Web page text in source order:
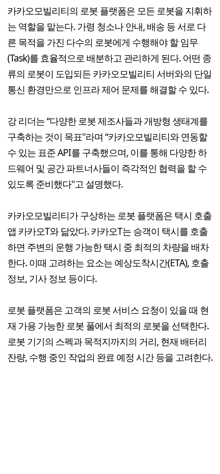
카카오모빌리티의 로봇 플랫폼은 모든 로봇을 지휘하
는 역할을 맡는다. 가령 청소나 안내, 배송 등 서로 다
른 목적을 가진 다수의 로봇에게 수행해야 할 임무
(Task)를 효율적으로 배분하고 관리하게 된다. 어떤 종
류의 로봇이 도입되든 카카오모빌리티 서버와의 단일
통신 환경만으로 인프라 제어 문제를 해결할 수 있다.
강 리더는 “다양한 로봇 제조사들과 개방형 생태계를
구축하는 것이 목표"라며 “카카오모빌리티와 연동할
수 있는 표준 API를 구축했으며, 이를 통해 다양한 하
드웨어 및 공간 파트너사들이 즉각적인 협력을 할 수
있도록 준비했다"고 설명했다.
카카오모빌리티가 구상하는 로봇 플랫폼은 택시 호출
앱 카카오T와 닮았다. 카카오T는 승객이 택시를 호출
하면 주변의 운행 가능한 택시 중 최적의 차량을 배차
한다. 이때 고려하는 요소는 예상도착시간(ETA), 호출
정보, 기사 정보 등이다.
로봇 플랫폼은 고객의 로봇 서비스 요청이 있을 때 현
재 가용 가능한 로봇 풀에서 최적의 로봇을 선택한다.
로봇 기기의 스펙과 목적지까지의 거리, 현재 배터리
잔량, 수행 중인 작업의 완료 예정 시간 등을 고려한다.